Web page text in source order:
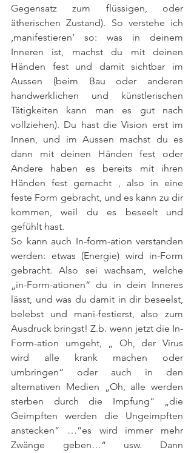
Gegensatz zum flüssigen, oder
ätherischen Zustand). So verstehe ich
‚manifestieren‘ so: was in deinem
Inneren ist, machst du mit deinen
Händen fest und damit sichtbar im
Aussen (beim Bau oder anderen
handwerklichen und künstlerischen
Tätigkeiten kann man es gut nach
vollziehen). Du hast die Vision erst im
Innen, und im Aussen machst du es
dann mit deinen Händen fest oder
Andere haben es bereits mit ihren
Händen fest gemacht , also in eine
feste Form gebracht, und es kann zu dir
kommen, weil du es beseelt und
gefühlt hast.
So kann auch In-form-ation verstanden
werden: etwas (Energie) wird in-Form
gebracht. Also sei wachsam, welche
„in-Form-ationen“ du in dein Inneres
lässt, und was du damit in dir beseelst,
belebst und mani-festierst, also zum
Ausdruck bringst! Z.b. wenn jetzt die In-
Form-ation umgeht, „ Oh, der Virus
wird alle krank machen oder
umbringen“ oder auch in den
alternativen Medien „Oh, alle werden
sterben durch die Impfung“ „die
Geimpften werden die Ungeimpften
anstecken“ …“es wird immer mehr
Zwänge geben…“ usw. Dann